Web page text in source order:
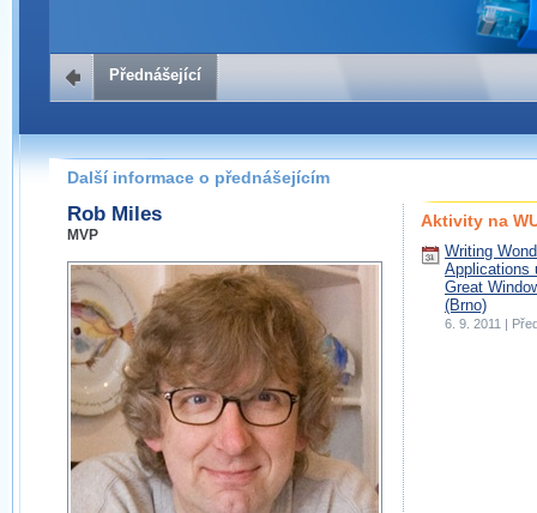
Přednášející
Další informace o přednášejícím
Rob Miles
MVP
Aktivity na
Writing
Applications
Great
(Brno)
6. 9. 2011 |